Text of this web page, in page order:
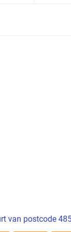
van postcode